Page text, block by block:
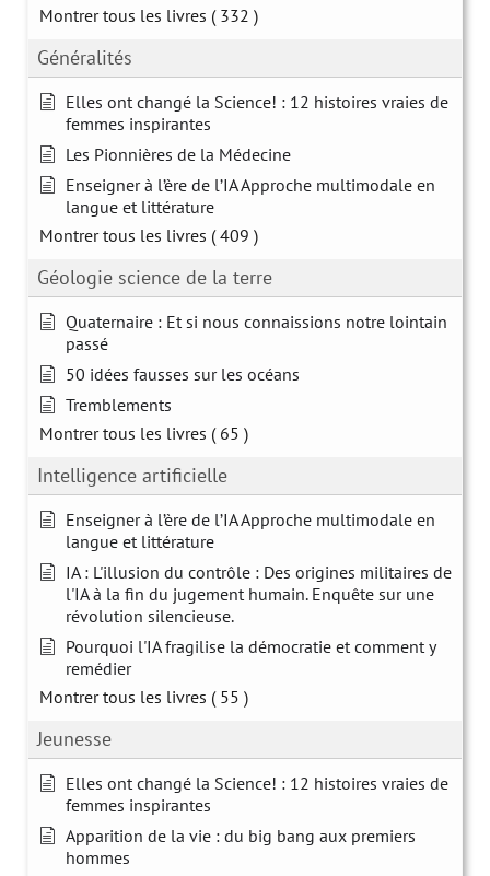
Montrer tous les livres ( 332 )
Généralités
Elles ont changé la Science! : 12 histoires vraies de
femmes inspirantes
Les Pionnières de la Médecine
Enseigner à l’ère de l’IA Approche multimodale en
langue et littérature
Montrer tous les livres ( 409 )
Géologie science de la terre
Quaternaire : Et si nous connaissions notre lointain
passé
50 idées fausses sur les océans
Tremblements
Montrer tous les livres ( 65 )
Intelligence artificielle
Enseigner à l’ère de l’IA Approche multimodale en
langue et littérature
IA : L'illusion du contrôle : Des origines militaires de
l'IA à la fin du jugement humain. Enquête sur une
révolution silencieuse.
Pourquoi l'IA fragilise la démocratie et comment y
remédier
Montrer tous les livres ( 55 )
Jeunesse
Elles ont changé la Science! : 12 histoires vraies de
femmes inspirantes
Apparition de la vie : du big bang aux premiers
hommes